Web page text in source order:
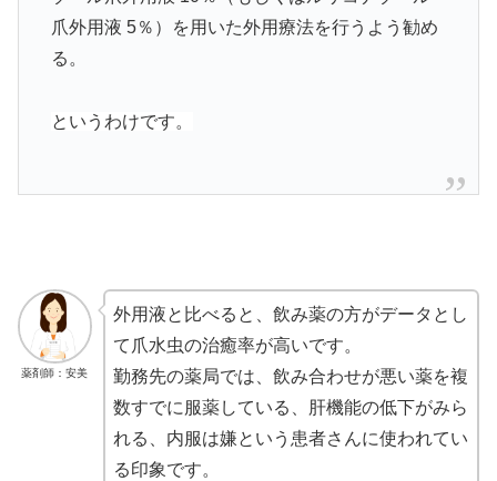
爪外用液 5％）を用いた外用療法を行うよう勧め
る。
というわけです。
薬剤師：安美
外用液と比べると、飲み薬の方がデータとし
て爪水虫の治癒率が高いです。
勤務先の薬局では、飲み合わせが悪い薬を複
数すでに服薬している、肝機能の低下がみら
れる、内服は嫌という患者さんに使われてい
る印象です。